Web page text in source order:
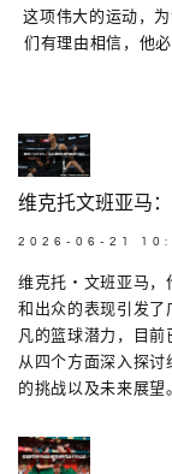
这项伟大的运动，
们有理由相信，他
维克托文班亚马
2026-06-21
维克托・文班亚马，
和出众的表现引发
凡的篮球潜力，目
从四个方面深入探
的挑战以及未来展望